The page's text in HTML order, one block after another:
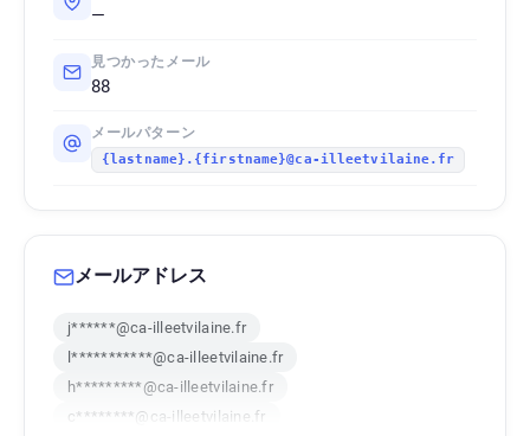
—
見つかったメール
88
メールパターン
{lastname}.{firstname}@ca-illeetvilaine.fr
メールアドレス
j******@ca-illeetvilaine.fr
l***********@ca-illeetvilaine.fr
h*********@ca-illeetvilaine.fr
c********@ca-illeetvilaine.fr